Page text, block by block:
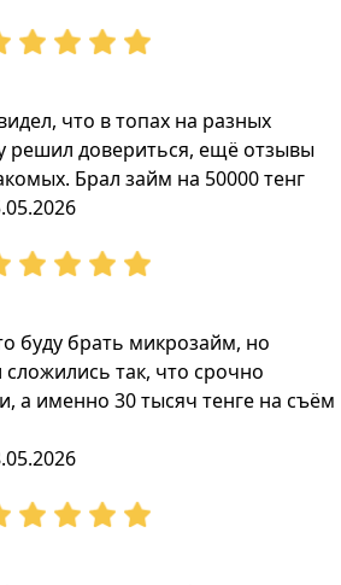
что в топах на разных
решил довериться, ещё отзывы
Брал займ на 50000 тенг
буду брать микрозайм, но
так, что срочно
а именно 30 тысяч тенге на съём